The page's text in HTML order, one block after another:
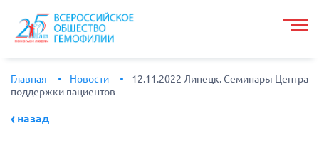
Главная Новости
12.11.2022 Липецк. Семинары Центра
поддержки пациентов
назад